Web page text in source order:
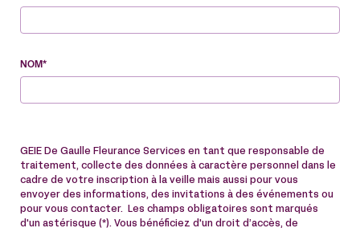
NOM*
GEIE De Gaulle Fleurance Services en tant que responsable de
traitement, collecte des données à caractère personnel dans le
cadre de votre inscription à la veille mais aussi pour vous
envoyer des informations, des invitations à des événements ou
pour vous contacter. Les champs obligatoires sont marqués
d'un astérisque (*). Vous bénéficiez d'un droit d’accès, de